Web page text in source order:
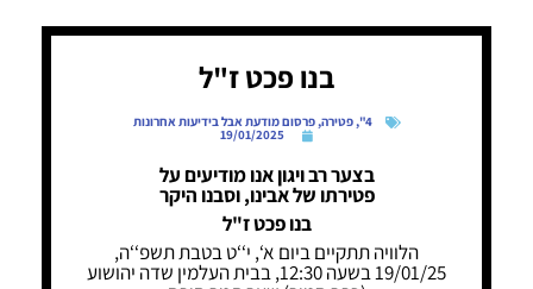
בנו פכט ז"ל
4"
,פטירה,פרסום מודעת אבל בידיעות אחרונות
19/01/2025
בצער רב ויגון אנו מודיעים על
פטירתו של אבינו, וסבנו היקר
בנו פכט ז"ל
הלוויה תתקיים ביום א‘, י‘‘ט בטבת תשפ‘‘ה,
19/01/25 בשעה 12:30, בבית העלמין שדה יהושוע